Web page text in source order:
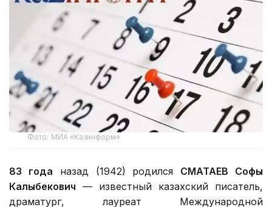
Фото: МИА «Казинформ»
83 года назад (1942) родился СМАТАЕВ Софы
Калыбекович — известный казахский писатель,
драматург, лауреат Международной